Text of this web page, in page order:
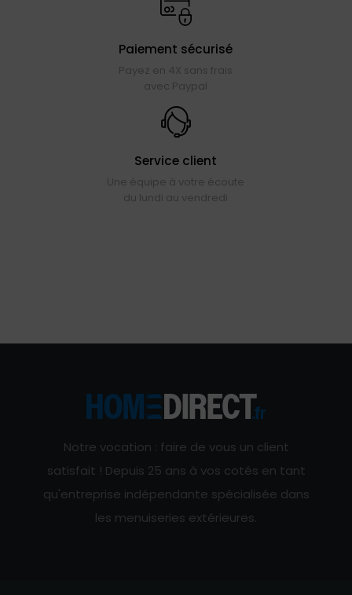
Paiement sécurisé
Payez en 4X sans frais
avec Paypal
Service client
Une équipe à votre écoute
du lundi au vendredi
Notre vocation : faire de vous un client
satisfait ! Depuis 25 ans à vos cotés en tant
qu'entreprise indépendante spécialisée dans
les menuiseries extérieures.